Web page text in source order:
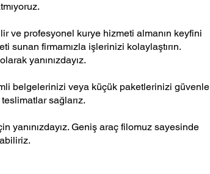
ve profesyonel kurye hizmeti almanın keyfini
sunan firmamızla işlerinizi kolaylaştırın.
yanınızdayız.
belgelerinizi veya küçük paketlerinizi güvenle
teslimatlar sağlarız.
yanınızdayız. Geniş araç filomuz sayesinde